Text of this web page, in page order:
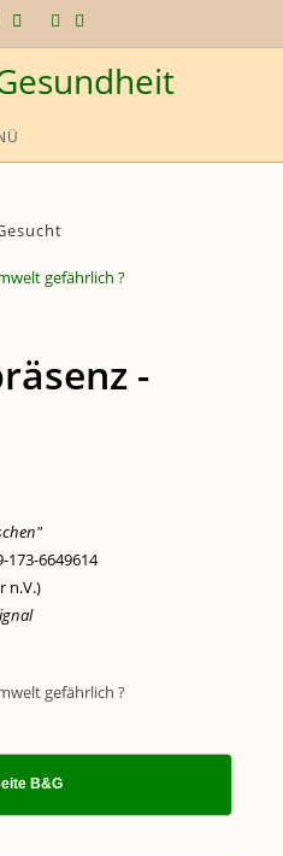
-
173-6649614
n.V.)
B&G